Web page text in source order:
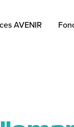
AVENIR